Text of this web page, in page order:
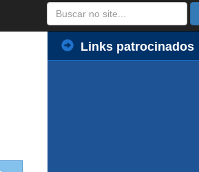
Links patrocinados